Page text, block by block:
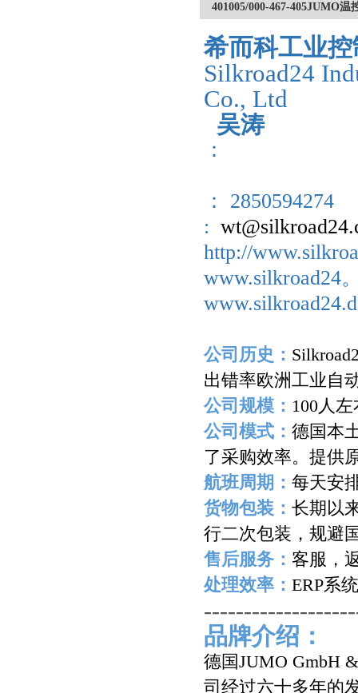
401005/000-467-405JUMO温
希而科工业
Silkroad24
Co., Ltd
吴涛
：
： 2850594274
:
http://
www.silkroad24
公司历史：
出错率欧洲工业自
公司规模： 100人左
公司模式： 德国本
了采购效率。提供
航班周期： 每天安
货物包装： 长期以
行二次包装，规避
售后服务： 客服，
处理效率： ERP系
品牌介绍：
德国JUMO GmbH
司经过六十多年的